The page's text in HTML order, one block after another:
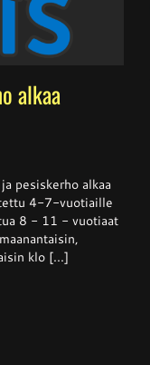
alkaa
pesiskerho alkaa
4-7-vuotiaille
8 - 11 - vuotiaat
klo [...]